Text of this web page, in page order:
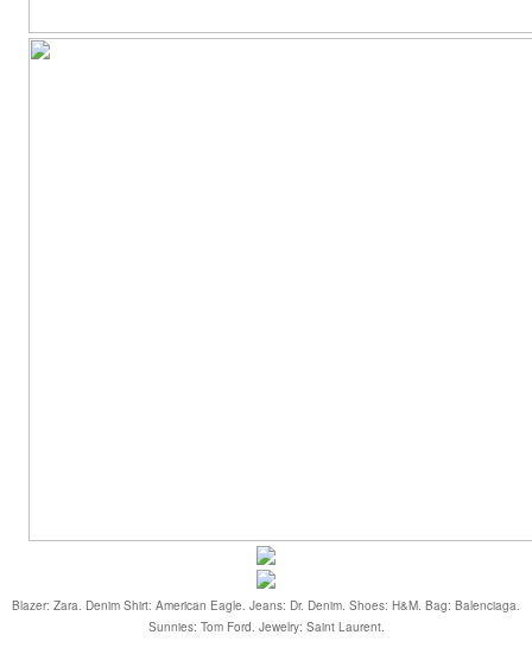
Blazer: Zara. Denim Shirt: American Eagle. Jeans: Dr. Denim. Shoes: H&M. Bag: Balenciaga.
Sunnies: Tom Ford. Jewelry: Saint Laurent.